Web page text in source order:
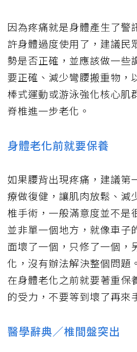
因為疼痛就是身體產生了警
許身體過度使用了，建議民
勢是否正確，並應該做一些
要正確、減少彎腰搬重物，
棒式運動或游泳強化核心肌
脊椎進一步老化。
身體老化前就要保養
如果腰背出現疼痛，建議第
療做復健，讓肌肉放鬆、減
椎手術，一般滿意度並不是
並非單一個地方，就像車子
面壞了一個，只修了一個，
化，沒有辦法解決整個問題
在身體老化之前就要著重保
的受力，不要等到壞了再來
醫學辭典／椎間盤突出